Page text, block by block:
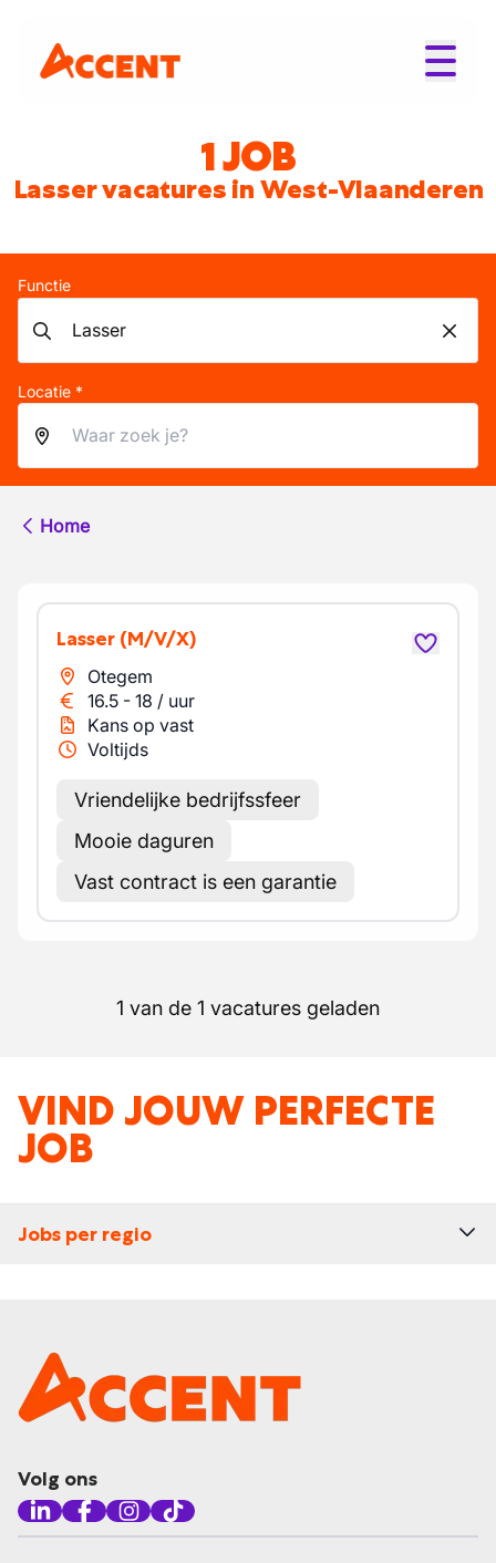
1 JOB
Lasser vacatures in West-Vlaanderen
Functie
Locatie *
Home
Lasser (M/V/X)
Otegem
16.5 - 18 / uur
Kans op vast
Voltijds
Vriendelijke bedrijfssfeer
Mooie daguren
Vast contract is een garantie
1 van de 1 vacatures geladen
VIND JOUW PERFECTE
JOB
Jobs per regio
Volg ons